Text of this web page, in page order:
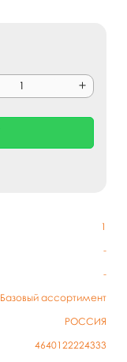
1
-
-
Базовый ассортимент
РОССИЯ
4640122224333